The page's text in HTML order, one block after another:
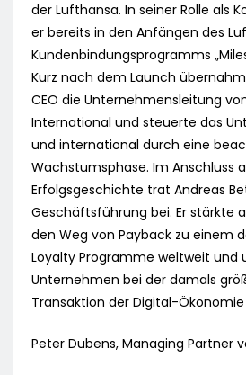
der Lufthansa. In seiner Rolle als
er bereits in den Anfängen des
Kundenbindungsprogramms
Kurz nach dem Launch
CEO die Unternehmensleitung
International und steuerte das
und international durch eine
Wachstumsphase. Im Anschluss
Erfolgsgeschichte trat Andreas
Geschäftsführung bei. Er stärkte
den Weg von Payback zu einem
Loyalty Programme weltweit und
Unternehmen bei der damals
Transaktion der Digital-
Peter Dubens, Managing Partner